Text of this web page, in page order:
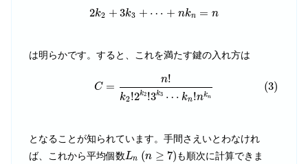
2k2 + 3k3 + ⋯ + nkn = n
k 2+ 3 + n
は明らかです。すると、これを満たす鍵の入れ方は
C =
n!
k2!2k2 !3k3 ⋯ kn!nkn
(3)
k
となることが知られています。手間さえいとわなけれ
ば、これから平均個数Ln (n ≥ 7)
L ( ≥7 )
も順次に計算できま